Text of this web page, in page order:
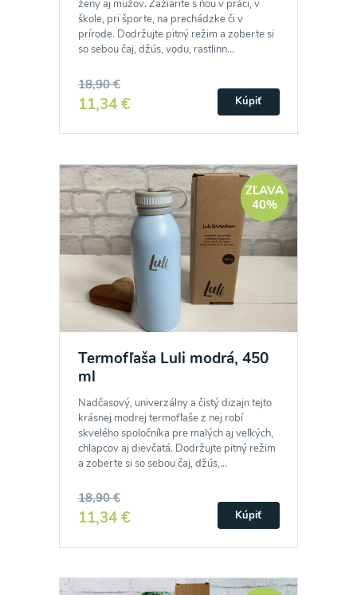
ženy aj mužov. Zažiarite s ňou v práci, v
škole, pri športe, na prechádzke či v
prírode. Dodržujte pitný režim a zoberte si
so sebou čaj, džús, vodu, rastlinn...
18,90 €
11,34 € Kúpiť
ZĽAVA
40%
Termofľaša Luli modrá, 450
ml
Nadčasový, univerzálny a čistý dizajn tejto
krásnej modrej termofľaše z nej robí
skvelého spoločníka pre malých aj veľkých,
chlapcov aj dievčatá. Dodržujte pitný režim
a zoberte si so sebou čaj, džús,...
18,90 €
11,34 € Kúpiť
zasielania newsletteru a potvrdzujem, že som si
prečítal(a)informácie o Ochrane osobných
údajova súhlasím s nimi.